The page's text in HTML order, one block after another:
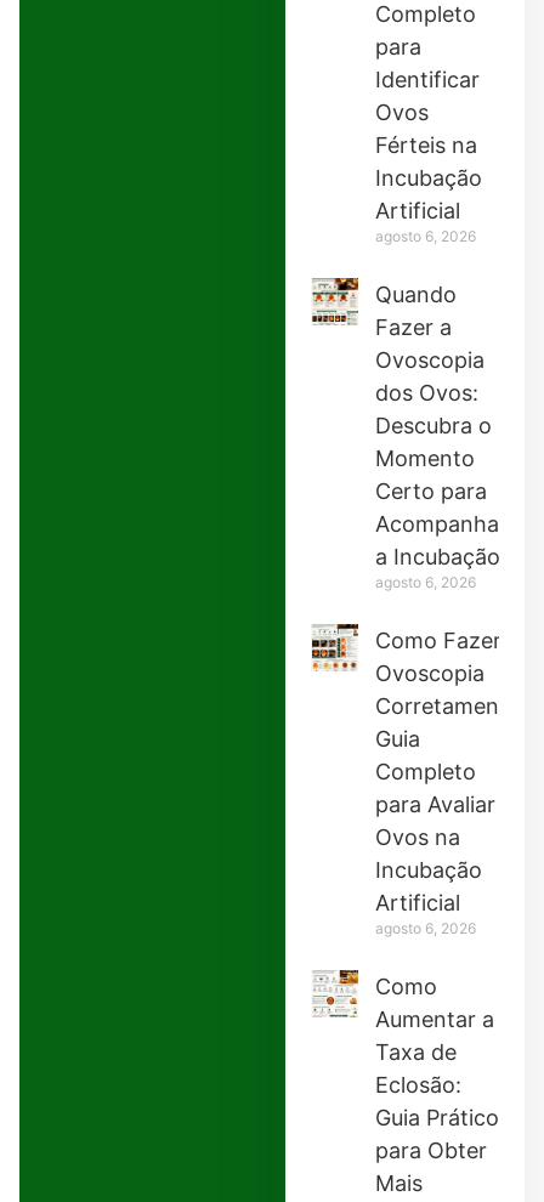
Completo
para
Identificar
Ovos
Férteis na
Incubação
Artificial
agosto 6, 2026
Quando
Fazer a
Ovoscopia
dos Ovos:
Descubra o
Momento
Certo para
Acompanhar
a Incubação
agosto 6, 2026
Como Fazer
Ovoscopia
Corretamente:
Guia
Completo
para Avaliar
Ovos na
Incubação
Artificial
agosto 6, 2026
Como
Aumentar a
Taxa de
Eclosão:
Guia Prático
para Obter
Mais